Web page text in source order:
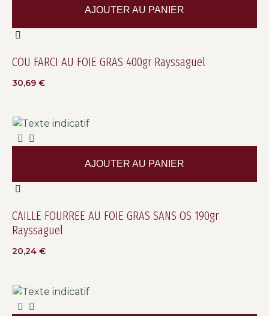
COU FARCI AU FOIE GRAS 400gr Rayssaguel
30,69 €
AJOUTER AU PANIER
CAILLE FOURREE AU FOIE GRAS SANS OS 190gr
Rayssaguel
20,24 €
AJOUTER AU PANIER